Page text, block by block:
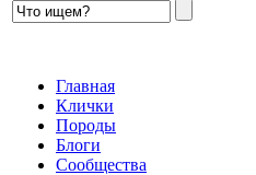
Главная
Клички
Породы
Блоги
Сообщества